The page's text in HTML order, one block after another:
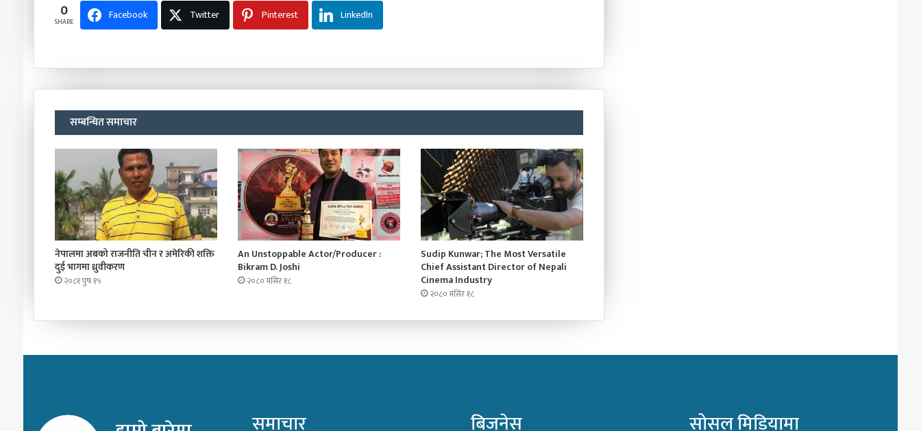
0
SHARE Facebook Twitter Pinterest LinkedIn
सम्बन्धित समाचार
नेपालमा अबको राजनीति चीन र अमेरिकी शक्ति
दुई भागमा ध्रुवीकरण
२०८१ पुष १५
An Unstoppable Actor/Producer :
Bikram D. Joshi
२०८० मंसिर १८
Sudip Kunwar; The Most Versatile
Chief Assistant Director of Nepali
Cinema Industry
२०८० मंसिर १८
समाचार बिजनेस सोसल मिडियामा